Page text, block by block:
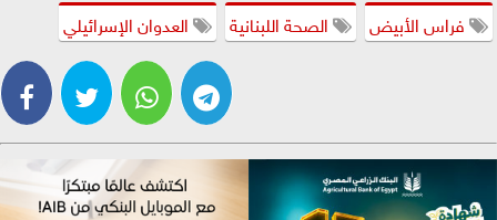
فراس الأبيض
الصحة اللبنانية العدوان الإسرائيلي